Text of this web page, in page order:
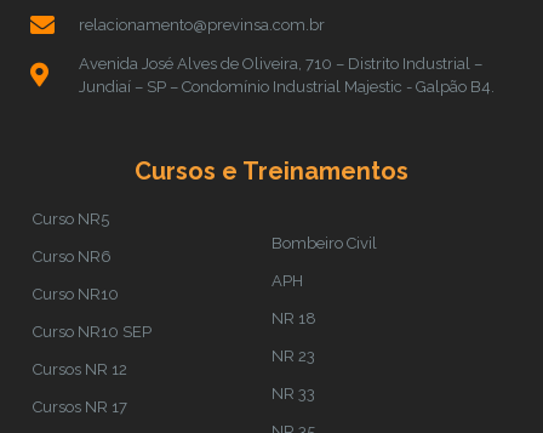
relacionamento@previnsa.com.br
Avenida José Alves de Oliveira, 710 – Distrito Industrial –
Jundiaí – SP – Condomínio Industrial Majestic - Galpão B4.
Cursos e Treinamentos
Curso NR5
Curso NR6
Curso NR10
Curso NR10 SEP
Cursos NR 12
Cursos NR 17
Bombeiro Civil
APH
NR 18
NR 23
NR 33